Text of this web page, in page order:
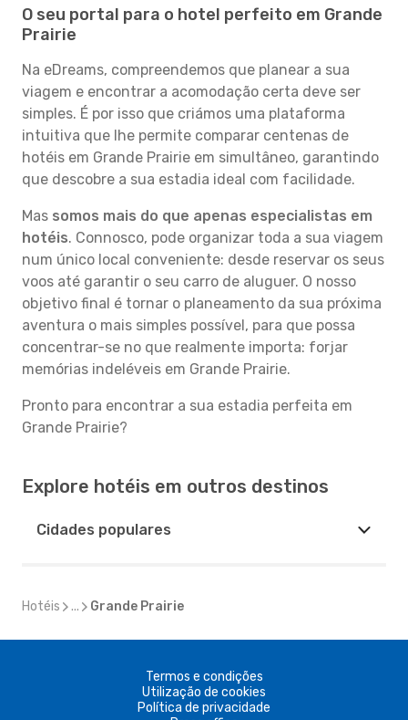
O seu portal para o hotel perfeito em Grande
Prairie
Na eDreams, compreendemos que planear a sua
viagem e encontrar a acomodação certa deve ser
simples. É por isso que criámos uma plataforma
intuitiva que lhe permite comparar centenas de
hotéis em Grande Prairie em simultâneo, garantindo
que descobre a sua estadia ideal com facilidade.
Mas somos mais do que apenas especialistas em
hotéis. Connosco, pode organizar toda a sua viagem
num único local conveniente: desde reservar os seus
voos até garantir o seu carro de aluguer. O nosso
objetivo final é tornar o planeamento da sua próxima
aventura o mais simples possível, para que possa
concentrar-se no que realmente importa: forjar
memórias indeléveis em Grande Prairie.
Pronto para encontrar a sua estadia perfeita em
Grande Prairie?
Explore hotéis em outros destinos
Cidades populares
Hotéis ... Grande Prairie
Termos e condições
Utilização de cookies
Política de privacidade